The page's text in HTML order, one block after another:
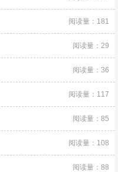
阅读量：181
阅读量：29
阅读量：36
阅读量：117
阅读量：85
阅读量：108
阅读量：88